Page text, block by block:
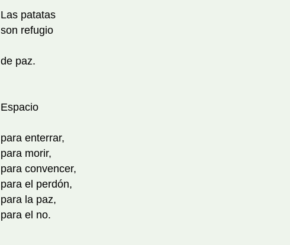
Las patatas
son refugio
de paz.
Espacio
para enterrar,
para morir,
para convencer,
para el perdón,
para la paz,
para el no.